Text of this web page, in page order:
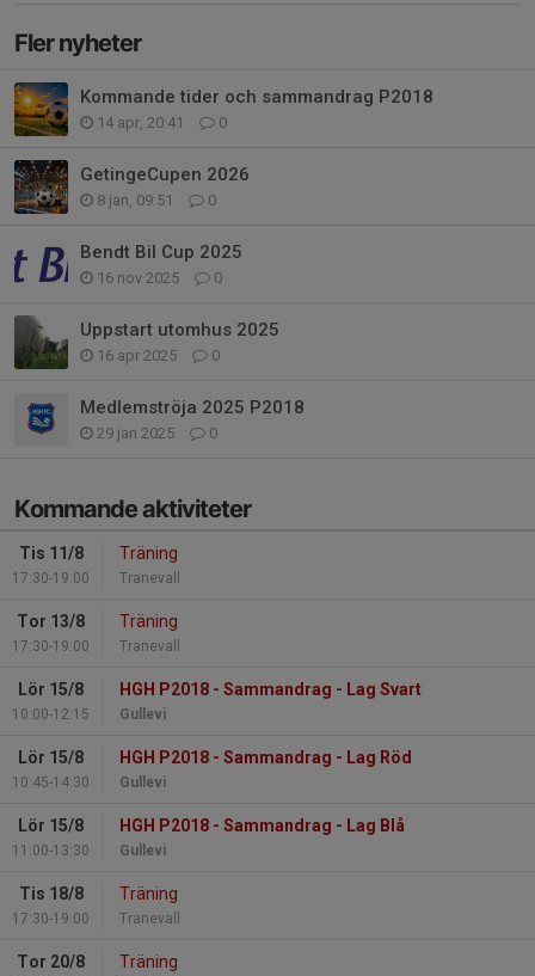
Fler nyheter
Kommande tider och sammandrag P2018
14 apr, 20:41 0
GetingeCupen 2026
8 jan, 09:51 0
Bendt Bil Cup 2025
16 nov 2025 0
Uppstart utomhus 2025
16 apr 2025 0
Medlemströja 2025 P2018
29 jan 2025 0
Kommande aktiviteter
Tis 11/8
17:30-19:00
Träning
Tranevall
Tor 13/8
17:30-19:00
Träning
Tranevall
Lör 15/8
10:00-12:15
HGH P2018 - Sammandrag - Lag Svart
Gullevi
Lör 15/8
10:45-14:30
HGH P2018 - Sammandrag - Lag Röd
Gullevi
Lör 15/8
11:00-13:30
HGH P2018 - Sammandrag - Lag Blå
Gullevi
Tis 18/8
17:30-19:00
Träning
Tranevall
Tor 20/8 Träning